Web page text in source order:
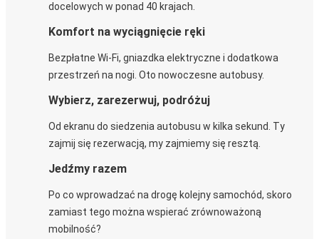
docelowych w ponad 40 krajach.
Komfort na wyciągnięcie ręki
Bezpłatne Wi-Fi, gniazdka elektryczne i dodatkowa
przestrzeń na nogi. Oto nowoczesne autobusy.
Wybierz, zarezerwuj, podróżuj
Od ekranu do siedzenia autobusu w kilka sekund. Ty
zajmij się rezerwacją, my zajmiemy się resztą.
Jedźmy razem
Po co wprowadzać na drogę kolejny samochód, skoro
zamiast tego można wspierać zrównoważoną
mobilność?